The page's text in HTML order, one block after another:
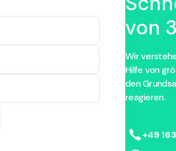
von
Wir
Hilfe von
den
reagieren.
+49